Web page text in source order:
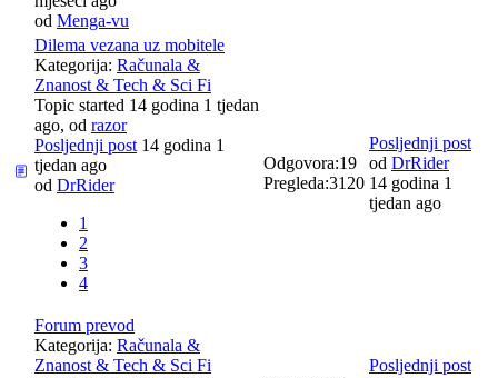
od Menga-vu
Dilema vezana uz mobitele
Kategorija: Računala &
Znanost & Tech & Sci Fi
Topic started 14 godina 1 tjedan
ago, od razor
Posljednji post 14 godina 1
tjedan ago
od DrRider
1
2
3
4
Odgovora:19
Pregleda:3120
Posljednji post
od DrRider
14 godina 1
tjedan ago
Forum prevod
Kategorija: Računala &
Znanost & Tech & Sci Fi
Posljednji post